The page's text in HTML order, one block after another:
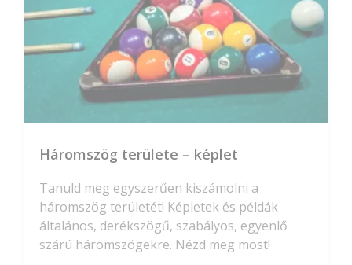
Háromszög területe – képlet
Tanuld meg egyszerűen kiszámolni a
háromszög területét! Képletek és példák
általános, derékszögű, szabályos, egyenlő
szárú háromszögekre. Nézd meg most!